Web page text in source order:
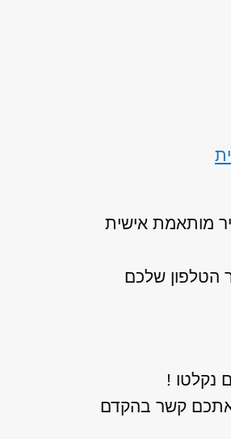
מותאמת אישית
הטלפון שלכם
נקלטו !
אתכם קשר בהקדם